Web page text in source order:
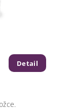
Detail